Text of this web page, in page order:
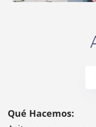
Qué Hacemos: